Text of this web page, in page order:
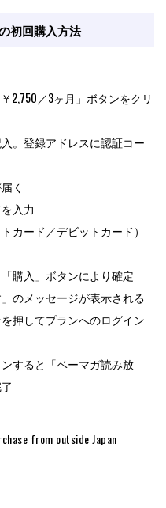
初回購入方法
2,750／3ヶ月」ボタンをクリ
。登録アドレスに認証コー
く
入力
カード／デビットカード）
購入」ボタンにより確定
のメッセージが表示される
押してプランへのログイン
すると「ベーマガ読み放
from outside Japan